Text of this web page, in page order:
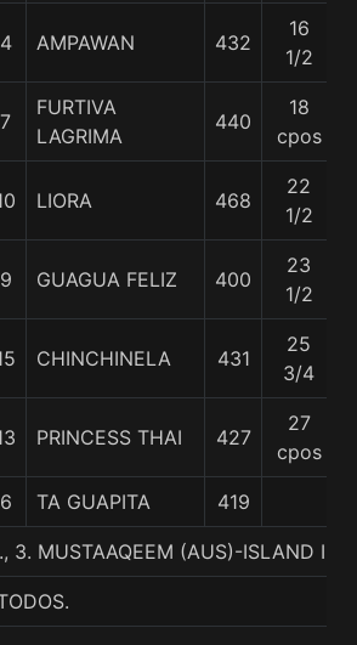
4 AMPAWAN 432
16
1/2
7
FURTIVA
LAGRIMA
440
18
cpos
LIORA 468
22
1/2
9 GUAGUA FELIZ 400
23
1/2
CHINCHINELA 431
25
3/4
PRINCESS THAI 427
27
cpos
6 TA GUAPITA 419
3. MUSTAAQEEM (AUS)-ISLAND IN